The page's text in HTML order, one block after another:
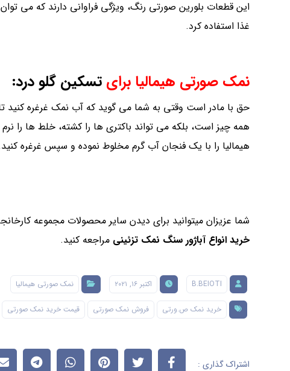
این قطعات بلورین صورتی رنگ، ویژگی فراوانی دارند که می
غذا استفاده کرد.
نمک صورتی هیمالیا برایتسکین گلو درد:
حق با مادر است وقتی به شما می گوید که آب نمک غرغره کنید
همه چیز است، بلکه می تواند باکتری ها را کشته، خلط ها
هیمالیا را با یک فنجان آب گرم مخلوط نموده و سپس غرغره
شما عزیزان میتوانید برای دیدن سایر محصولات مجموعه
خرید انواع آباژور سنگ نمک تزئینی مراجعه کنید.
B.BEIOTI اکتبر ۱۶, ۲۰۲۱ نمک صورتی هیمالیا
خرید نمک ص.ورتی فروش نمک صورتی قیمت خرید نمک صورتی